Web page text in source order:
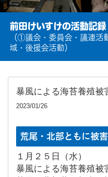
前田けいすけの活動記録
（①議会・委員会・議
域・後援会活動）
暴風による海苔養殖被
2023/01/26
荒尾・北部ともに被害
１月２５日（水）
暴風による海苔養殖被